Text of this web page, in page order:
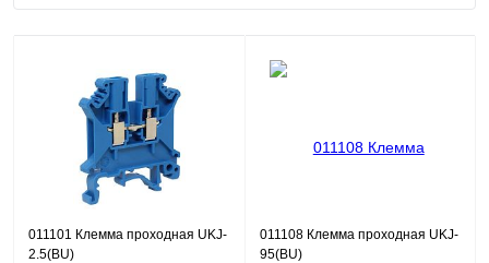
011101 Клемма проходная UKJ-
2.5(BU)
011108 Клемма проходная UKJ-
95(BU)